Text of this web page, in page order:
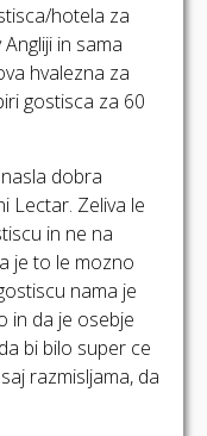
hotela za
in sama
hvalezna za
gostisca za 60
dobra
Lectar. Zeliva le
in ne na
je to le mozno
nama je
in da je osebje
bi bilo super ce
razmisljama, da